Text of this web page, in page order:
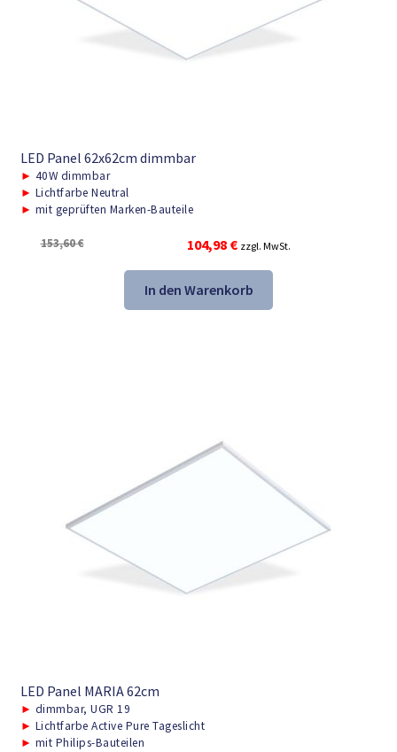
LED Panel 62x62cm dimmbar
► 40W dimmbar
► Lichtfarbe Neutral
► mit geprüften Marken-Bauteile
153,60€
Ursprünglicher
Preis
war:
153,60 €
104,98 €Aktueller
Preis
ist:
104,98 €.
zzgl. MwSt.
In den Warenkorb
LED Panel MARIA 62cm
► dimmbar, UGR 19
► Lichtfarbe Active Pure Tageslicht
► mit Philips-Bauteilen